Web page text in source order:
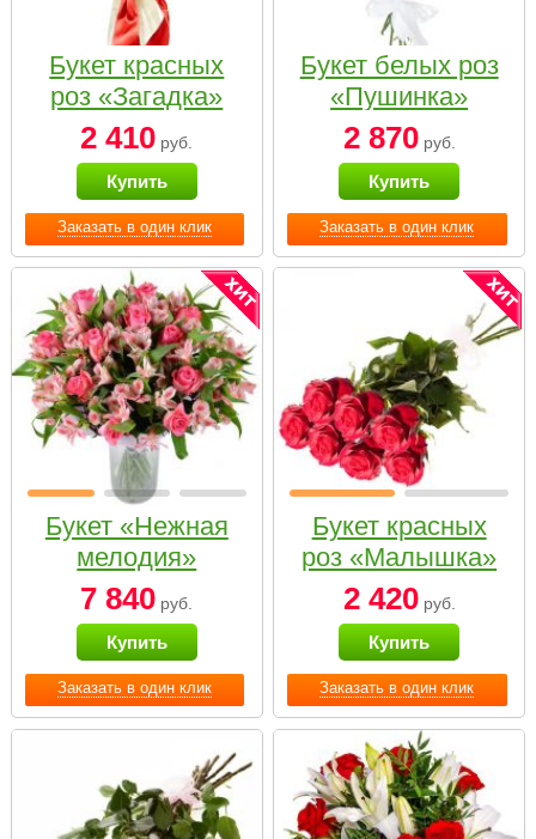
Заказать в один клик
Букет красных
роз «Загадка»
2 410 руб.
Купить
Заказать в один клик
Букет белых роз
«Пушинка»
2 870руб.
Купить
Заказать в один клик
Букет «Нежная
мелодия»
7 840 руб.
Купить
Заказать в один клик
Букет красных
роз «Малышка»
2 420руб.
Купить